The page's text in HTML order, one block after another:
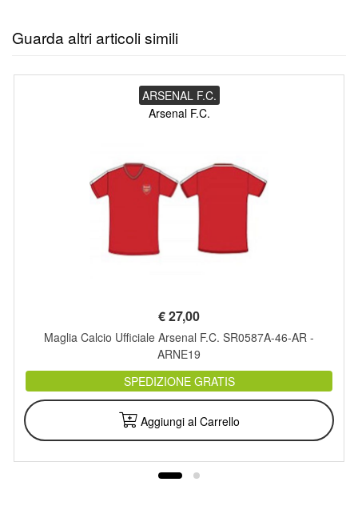
Guarda altri articoli simili
ARSENAL F.C.
Arsenal F.C.
€27,00
Maglia Calcio Ufficiale Arsenal F.C. SR0587A-46-AR -
ARNE19
SPEDIZIONE GRATIS
Aggiungi al Carrello